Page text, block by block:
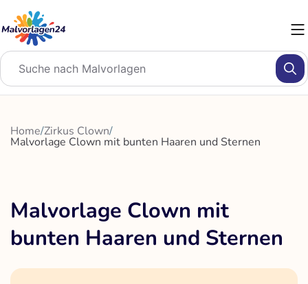
Inhalt
springen
Home/Zirkus Clown/
Malvorlage Clown mit bunten Haaren und Sternen
Malvorlage Clown mit
bunten Haaren und Sternen